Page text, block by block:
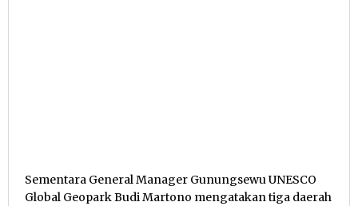
Sementara General Manager Gunungsewu UNESCO
Global Geopark Budi Martono mengatakan tiga daerah